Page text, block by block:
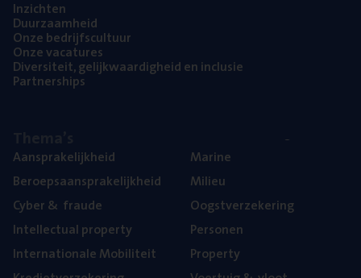
Inzich­ten
Duur­zaam­heid
Onze bedrijfs­cul­tuur
Onze vaca­tu­res
Diver­si­teit, gelijk­waar­dig­heid en inclusie
Part­ner­ships
Aan­spra­ke­lijk­heid
Beroeps­aan­spra­ke­lijk­heid
Cyber& fraude
Intel­lec­tu­al property
Inter­na­ti­o­na­le Mobiliteit
Mari­ne
Mili­eu
Oogst­ver­ze­ke­ring
Per­so­nen
Pro­per­ty